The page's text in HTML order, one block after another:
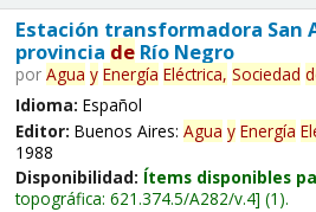
Estación transformadora San
provincia deRío Negro
por Agua y Energía Eléctrica, Sociedad
Idioma: Español
Editor: Buenos Aires: Agua y Energía
1988
Disponibilidad: Ítems disponibles
topográfica: 621.374.5/A282/v.4 (1).